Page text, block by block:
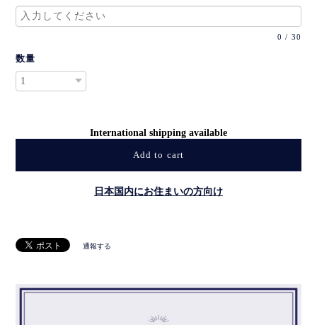
0 / 30
数量
International shipping available
Add to cart
日本国内にお住まいの方向け
通報する